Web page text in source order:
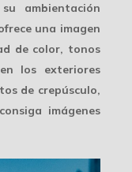
ambientación
una imagen
de color, tonos
los exteriores
de crepúsculo,
imágenes